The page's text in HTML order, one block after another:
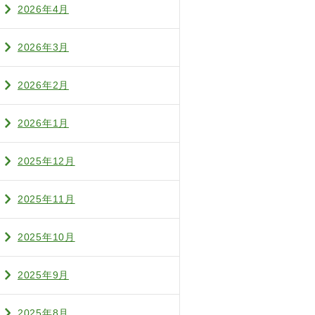
2026年4月
2026年3月
2026年2月
2026年1月
2025年12月
2025年11月
2025年10月
2025年9月